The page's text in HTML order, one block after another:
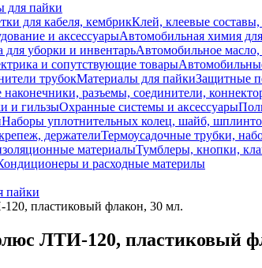
для пайки
для кабеля, кембрикКлей, клеевые составы,
и аксессуарыАвтомобильная химия
для уборки и инвентарьАвтомобильное
и сопутствующие товары
трубокМатериалы для пайкиЗащитные
разъемы, соединители,
и гильзыОхранные системы и аксессуары
Наборы уплотнительных колец, шайб,
держателиТермоусадочные трубки,
материалыТумблеры, кнопки,
и расходные материлы
пайки
пластиковый флакон, 30 мл.
ЛТИ-120, пластиковый